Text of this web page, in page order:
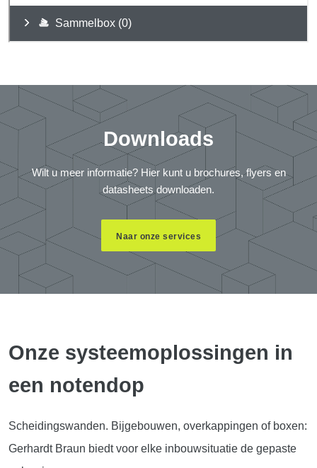
Downloads
Wilt u meer informatie? Hier kunt u brochures, flyers en
datasheets downloaden.
Naar onze services
Onze systeemoplossingen in
een notendop
Scheidingswanden. Bijgebouwen, overkappingen of boxen:
Gerhardt Braun biedt voor elke inbouwsituatie de gepaste